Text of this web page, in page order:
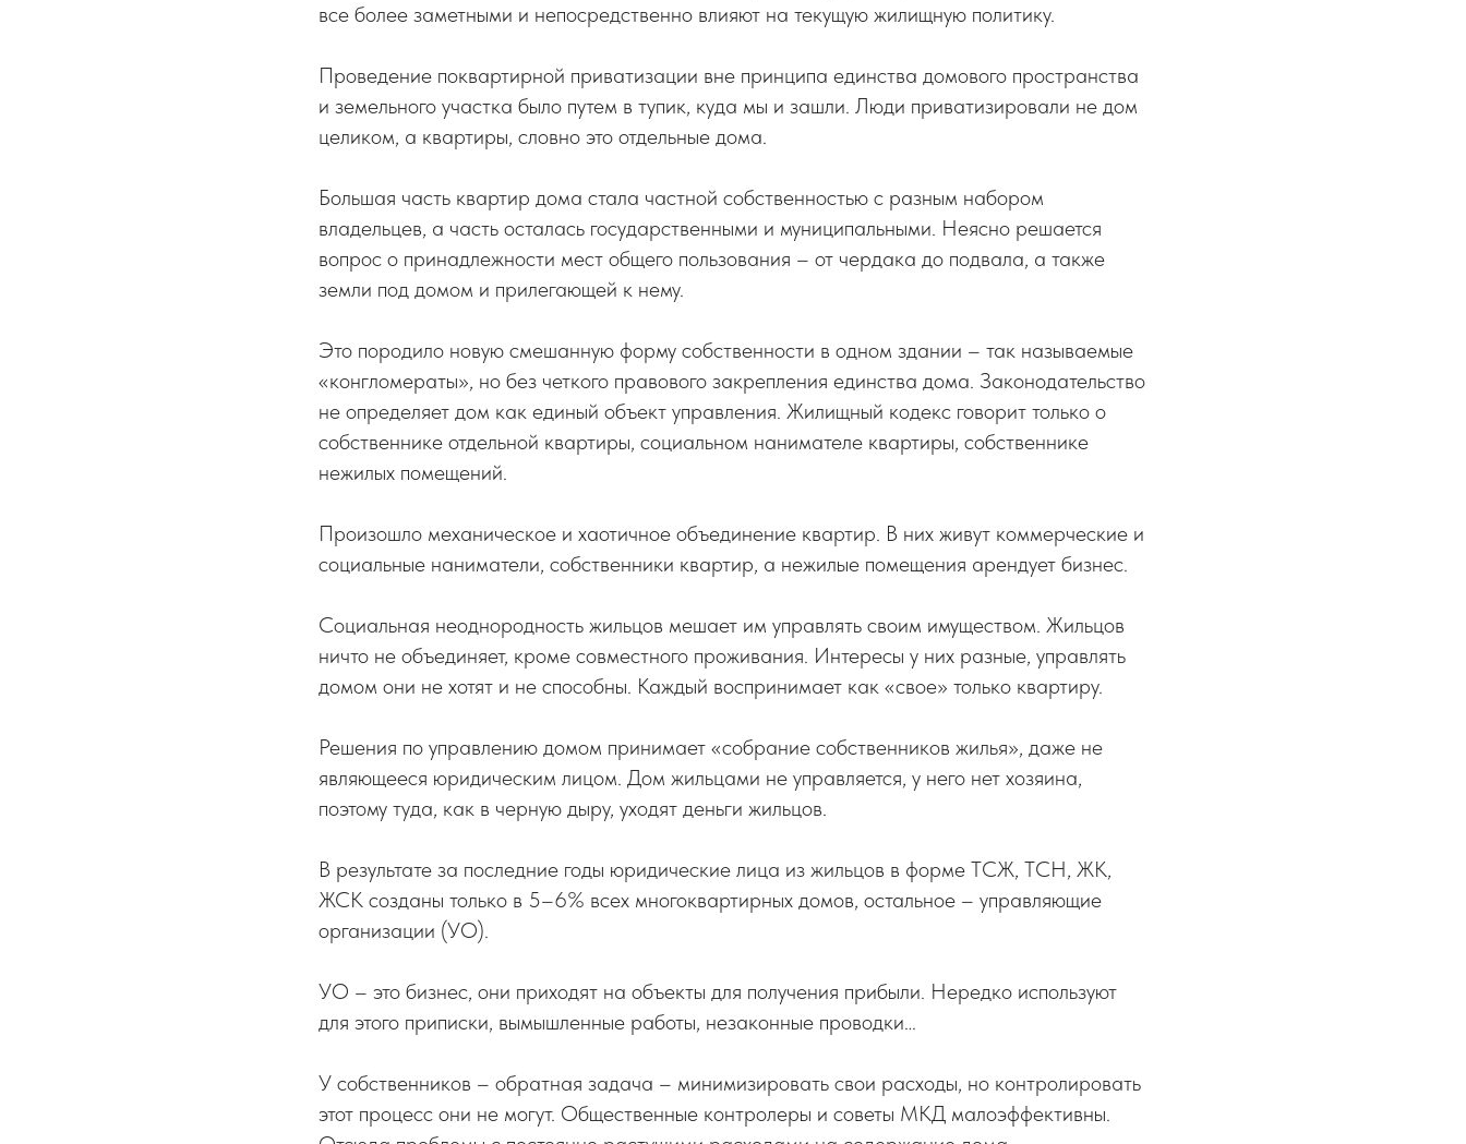
все более заметными и непосредственно влияют на текущую жилищную политику.
Проведение поквартирной приватизации вне принципа единства домового пространства
и земельного участка было путем в тупик, куда мы и зашли. Люди приватизировали не дом
целиком, а квартиры, словно это отдельные дома.
Большая часть квартир дома стала частной собственностью с разным набором
владельцев, а часть осталась государственными и муниципальными. Неясно решается
вопрос о принадлежности мест общего пользования – от чердака до подвала, а также
земли под домом и прилегающей к нему.
Это породило новую смешанную форму собственности в одном здании – так называемые
«конгломераты», но без четкого правового закрепления единства дома. Законодательство
не определяет дом как единый объект управления. Жилищный кодекс говорит только о
собственнике отдельной квартиры, социальном нанимателе квартиры, собственнике
нежилых помещений.
Произошло механическое и хаотичное объединение квартир. В них живут коммерческие и
социальные наниматели, собственники квартир, а нежилые помещения арендует бизнес.
Социальная неоднородность жильцов мешает им управлять своим имуществом. Жильцов
ничто не объединяет, кроме совместного проживания. Интересы у них разные, управлять
домом они не хотят и не способны. Каждый воспринимает как «свое» только квартиру.
Решения по управлению домом принимает «собрание собственников жилья», даже не
являющееся юридическим лицом. Дом жильцами не управляется, у него нет хозяина,
поэтому туда, как в черную дыру, уходят деньги жильцов.
В результате за последние годы юридические лица из жильцов в форме ТСЖ, ТСН, ЖК,
ЖСК созданы только в 5–6% всех многоквартирных домов, остальное – управляющие
организации (УО).
УО – это бизнес, они приходят на объекты для получения прибыли. Нередко используют
для этого приписки, вымышленные работы, незаконные проводки…
У собственников – обратная задача – минимизировать свои расходы, но контролировать
этот процесс они не могут. Общественные контролеры и советы МКД малоэффективны.